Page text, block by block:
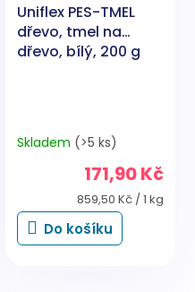
Uniflex PES-TMEL
dřevo, tmel na
dřevo, bílý, 200 g
Skladem (>5 ks)
171,90 Kč
Měrná
cena:
859,50 Kč / 1 kg
Do košíku